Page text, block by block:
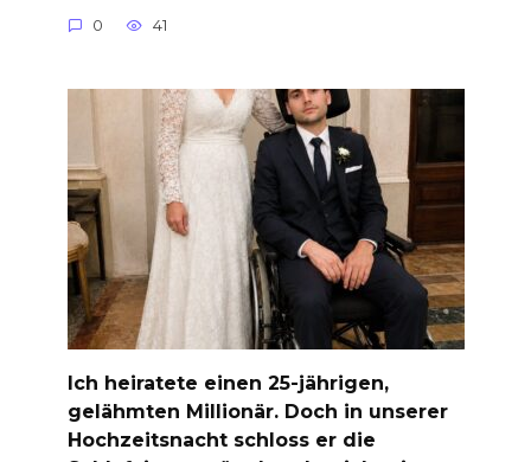
0 41
Ich heiratete einen 25-jährigen,
gelähmten Millionär. Doch in unserer
Hochzeitsnacht schloss er die